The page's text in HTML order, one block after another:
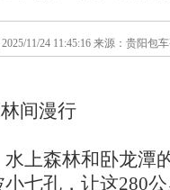
2025/11/24 11:45:16 来源：贵阳包
间漫行
上森林和卧龙潭
七孔，让这280